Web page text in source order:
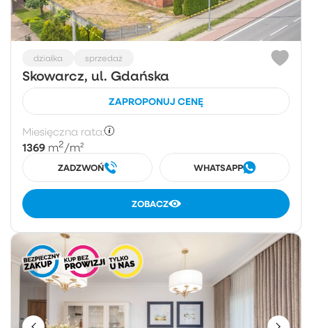
działka sprzedaż
Skowarcz, ul. Gdańska
ZAPROPONUJ CENĘ
Miesięczna rata:
1369 m2/m²
ZADZWOŃ WHATSAPP
ZOBACZ